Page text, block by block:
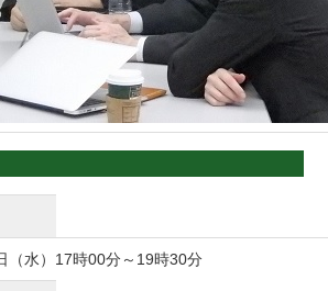
（水）17時00分～19時30分